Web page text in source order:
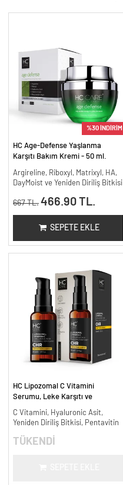
%30 İNDİRİM
HC Age-Defense Yaşlanma
Karşıtı Bakım Kremi - 50 ml.
Argireline, Riboxyl, Matrixyl, HA,
DayMoist ve Yeniden Diriliş Bitkisi
667 TL. 466.90 TL.
SEPETE EKLE
HC Lipozomal C Vitamini
Serumu, Leke Karşıtı ve
C Vitamini, Hyaluronic Asit,
Yeniden Diriliş Bitkisi, Pentavitin
TÜKENDİ